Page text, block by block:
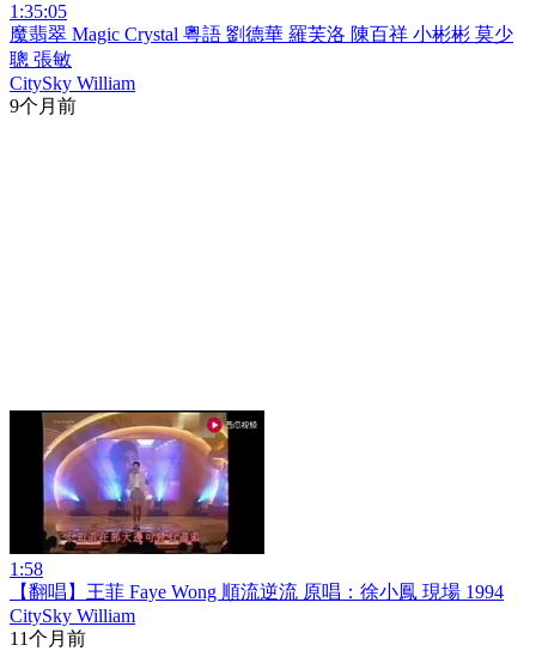
1:35:05
魔翡翠 Magic Crystal 粵語 劉德華 羅芙洛 陳百祥 小彬彬 莫少
聰 張敏
CitySky William
9个月前
1:58
【翻唱】王菲 Faye Wong 順流逆流 原唱：徐小鳳 現場 1994
CitySky William
11个月前